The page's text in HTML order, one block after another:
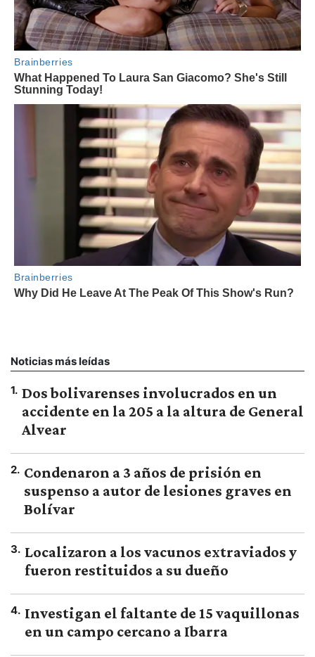
Noticias más leídas
1. Dos bolivarenses involucrados en un
accidente en la 205 a la altura de General
Alvear
2. Condenaron a 3 años de prisión en
suspenso a autor de lesiones graves en
Bolívar
3. Localizaron a los vacunos extraviados y
fueron restituidos a su dueño
4. Investigan el faltante de 15 vaquillonas
en un campo cercano a Ibarra